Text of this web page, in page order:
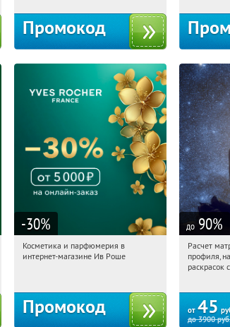
Промокод
-30%
05:46:09 Получили:
Косметика и парфюмерия в
интернет-магазине Ив Роше
Промокод
до 90%
Россия
Расчет
профиля,
раскрасок
от 45
до3900